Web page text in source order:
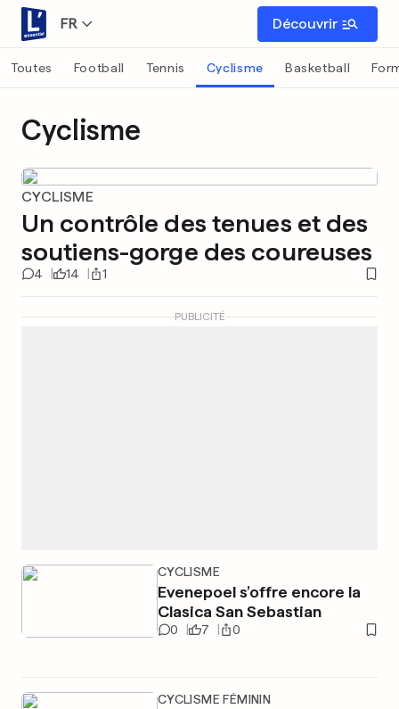
FR Découvrir
Toutes Football Tennis Cyclisme Basketball
Cyclisme
CYCLISME
Un contrôle des tenues et des
soutiens-gorge des coureuses
4 14 1
CYCLISME
Evenepoel s’offre encore la
Clasica San Sebastian
0 7 0
CYCLISME FÉMININ
PUBLICITÉ